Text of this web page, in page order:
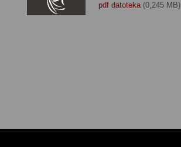
pdf datoteka(0,245 MB)